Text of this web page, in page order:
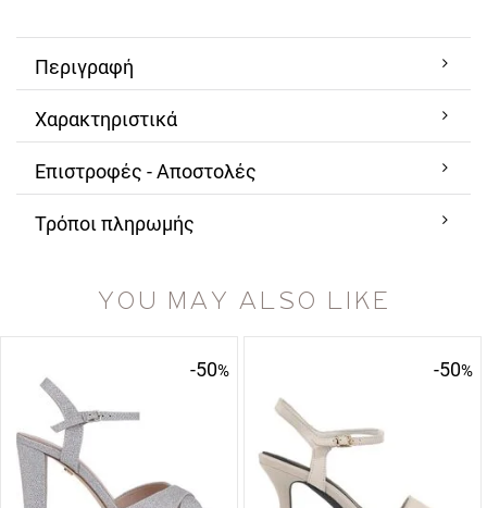
Περιγραφή
Χαρακτηριστικά
Επιστροφές - Αποστολές
Τρόποι πληρωμής
YOU MAY ALSO LIKE
-50% -50%